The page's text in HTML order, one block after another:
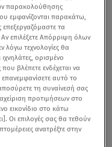
παρακολούθησης
εμφανίζονται παρακάτω,
επεξεργαζόμαστε τα
επιλέξετε Απόρριψη όλων
λόγω τεχνολογίες θα
ορισμένο
βλέπετε ενδέχεται να
επανεμφανίσετε αυτό το
τη συναίνεσή σας
προτιμήσεων στο
εικονίδιο στο κάτω
Οι επιλογές σας θα τεθούν
ανατρέξτε στην